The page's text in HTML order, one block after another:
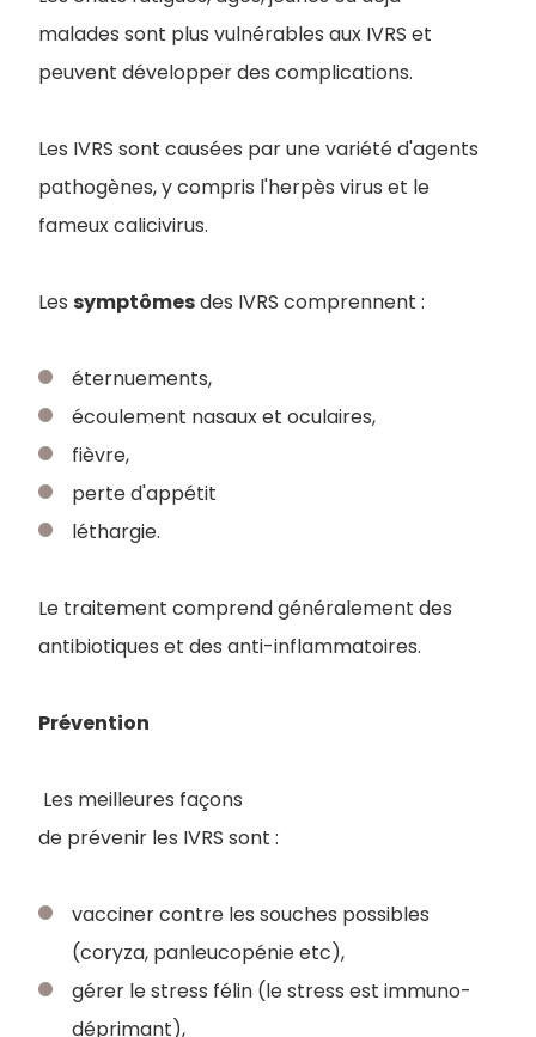
malades sont plus vulnérables aux IVRS et
peuvent développer des complications.
Les IVRS sont causées par une variété d'agents
pathogènes, y compris l'herpès virus et le
fameux calicivirus.
Les symptômesdes IVRS comprennent :
éternuements,
écoulement nasaux et oculaires,
fièvre,
perte d'appétit
léthargie.
Le traitement comprend généralement des
antibiotiques et des anti-inflammatoires.
Prévention
Les meilleures façons
de prévenir les IVRS sont :
vacciner contre les souches possibles
(coryza, panleucopénie etc),
gérer le stress félin (le stress est immuno-
déprimant),